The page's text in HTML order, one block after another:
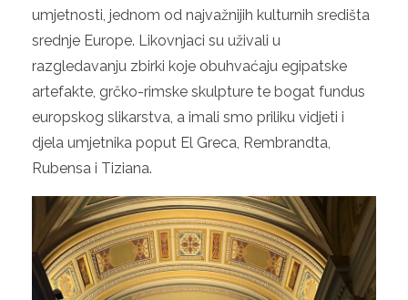
umjetnosti, jednom od najvažnijih kulturnih središta
srednje Europe. Likovnjaci su uživali u
razgledavanju zbirki koje obuhvaćaju egipatske
artefakte, grčko-rimske skulpture te bogat fundus
europskog slikarstva, a imali smo priliku vidjeti i
djela umjetnika poput El Greca, Rembrandta,
Rubensa i Tiziana.